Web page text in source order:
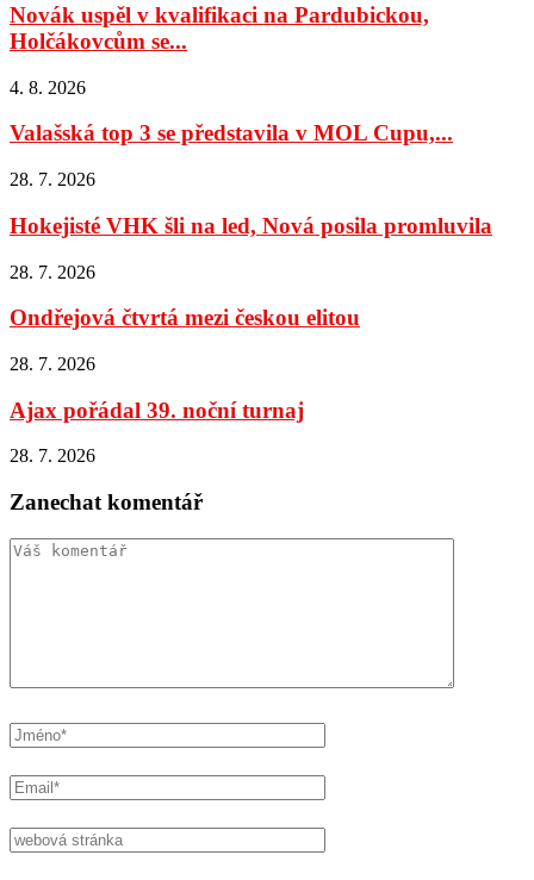
Novák uspěl v kvalifikaci na Pardubickou,
Holčákovcům se...
4. 8. 2026
Valašská top 3 se představila v MOL Cupu,...
28. 7. 2026
Hokejisté VHK šli na led, Nová posila promluvila
28. 7. 2026
Ondřejová čtvrtá mezi českou elitou
28. 7. 2026
Ajax pořádal 39. noční turnaj
28. 7. 2026
Zanechat komentář